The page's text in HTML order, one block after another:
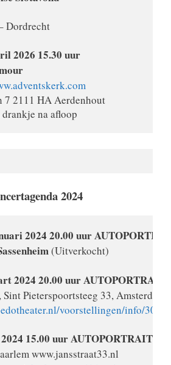
Dordrecht
2026 15.30 uur
7 2111 HA Aerdenhout
na afloop
2024
2024 20.00 uur
(Uitverkocht)
2024 20.00 uur AUTOPORTRAIT
, Sint Pieterspoortsteeg 33, Amsterdam
voorstellingen/info/
www.jansstraat33.nl